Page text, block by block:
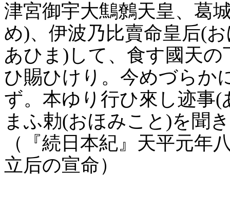
津宮御宇大鷦鷯天皇、葛
め)、伊波乃比賣命皇后(
あひま)して、食す國天
ひ賜ひけり。今めづらか
ず。本ゆり行ひ來し迹事
まふ勅(おほみこと)を聞
（『続日本紀』天平元
立后の宣命）